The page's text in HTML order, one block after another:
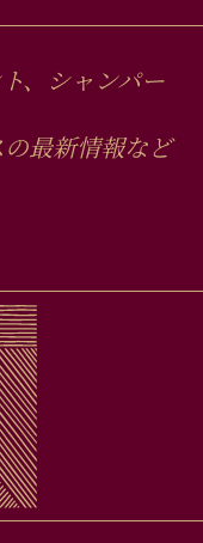
、シャンパー
最新情報など